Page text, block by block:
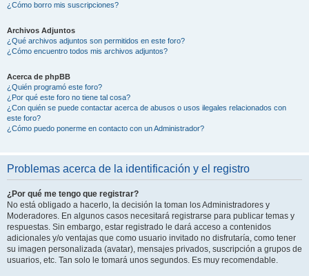
¿Cómo borro mis suscripciones?
Archivos Adjuntos
¿Qué archivos adjuntos son permitidos en este foro?
¿Cómo encuentro todos mis archivos adjuntos?
Acerca de phpBB
¿Quién programó este foro?
¿Por qué este foro no tiene tal cosa?
¿Con quién se puede contactar acerca de abusos o usos ilegales relacionados con
este foro?
¿Cómo puedo ponerme en contacto con un Administrador?
Problemas acerca de la identificación y el registro
¿Por qué me tengo que registrar?
No está obligado a hacerlo, la decisión la toman los Administradores y
Moderadores. En algunos casos necesitará registrarse para publicar temas y
respuestas. Sin embargo, estar registrado le dará acceso a contenidos
adicionales y/o ventajas que como usuario invitado no disfrutaría, como tener
su imagen personalizada (avatar), mensajes privados, suscripción a grupos de
usuarios, etc. Tan solo le tomará unos segundos. Es muy recomendable.